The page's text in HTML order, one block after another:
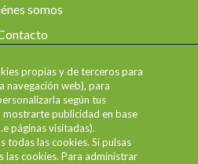
somos
devoluciones
de privacidad
de uso
de cookies
propias y de terceros para
navegación web), para
según tus
publicidad en base
páginas visitadas).
todas las cookies. Si pulsas
las cookies. Para administrar